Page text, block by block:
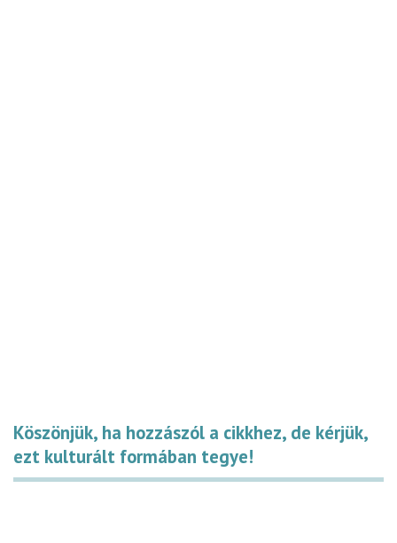
Köszönjük, ha hozzászól a cikkhez, de kérjük,
ezt kulturált formában tegye!